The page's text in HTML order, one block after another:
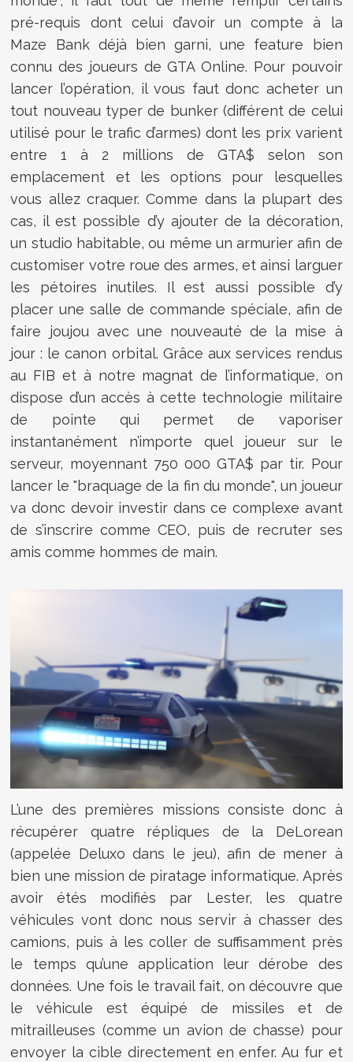
pré-requis dont celui d’avoir un compte à la
Maze Bank déjà bien garni, une feature bien
connu des joueurs de GTA Online. Pour pouvoir
lancer l’opération, il vous faut donc acheter un
tout nouveau typer de bunker (différent de celui
utilisé pour le trafic d’armes) dont les prix varient
entre 1 à 2 millions de GTA$ selon son
emplacement et les options pour lesquelles
vous allez craquer. Comme dans la plupart des
cas, il est possible d’y ajouter de la décoration,
un studio habitable, ou même un armurier afin de
customiser votre roue des armes, et ainsi larguer
les pétoires inutiles. Il est aussi possible d’y
placer une salle de commande spéciale, afin de
faire joujou avec une nouveauté de la mise à
jour : le canon orbital. Grâce aux services rendus
au FIB et à notre magnat de l’informatique, on
dispose d’un accès à cette technologie militaire
de pointe qui permet de vaporiser
instantanément n’importe quel joueur sur le
serveur, moyennant 750 000 GTA$ par tir. Pour
lancer le "braquage de la fin du monde", un joueur
va donc devoir investir dans ce complexe avant
de s’inscrire comme CEO, puis de recruter ses
amis comme hommes de main.
L’une des premières missions consiste donc à
récupérer quatre répliques de la DeLorean
(appelée Deluxo dans le jeu), afin de mener à
bien une mission de piratage informatique. Après
avoir étés modifiés par Lester, les quatre
véhicules vont donc nous servir à chasser des
camions, puis à les coller de suffisamment près
le temps qu’une application leur dérobe des
données. Une fois le travail fait, on découvre que
le véhicule est équipé de missiles et de
mitrailleuses (comme un avion de chasse) pour
envoyer la cible directement en enfer. Au fur et